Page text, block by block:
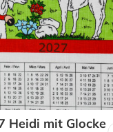
Heidi mit Glocke